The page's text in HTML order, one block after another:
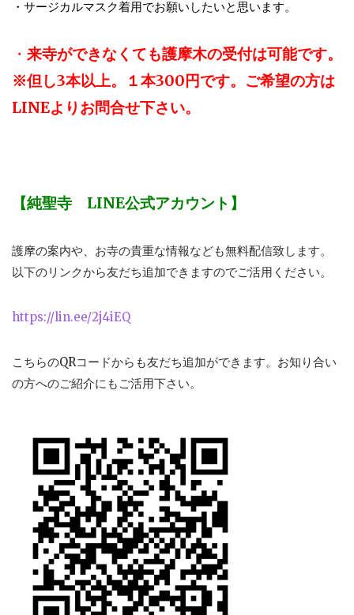
・サージカルマスク着用でお願いしたいと思います。
・ 来寺ができなくても護摩木の受付は可能です。
※但し3本以上。１本300円です。ご希望の方は
LINEよりお問合せ下さい。
【純聖寺 LINE公式アカウント】
護摩の案内や、お寺の貴重な情報なども無料配信致します。
以下のリンクから友だち追加できますのでご活用ください。
https://lin.ee/2j4iEQ
こちらのQRコードからも友だち追加ができます。お知り合い
の方へのご紹介にもご活用下さい。